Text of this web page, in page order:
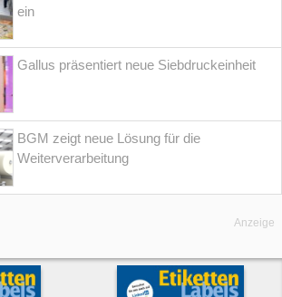
ein
Gallus präsentiert neue Siebdruckeinheit
BGM zeigt neue Lösung für die
Weiterverarbeitung
Anzeige